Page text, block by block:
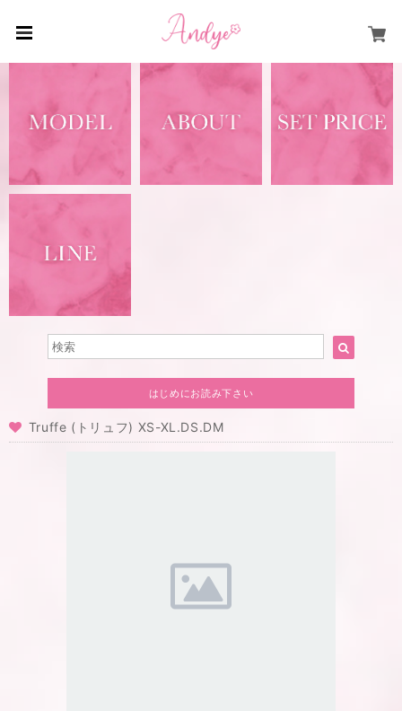
はじめにお読み下さい
Truffe (トリュフ) XS-XL.DS.DM